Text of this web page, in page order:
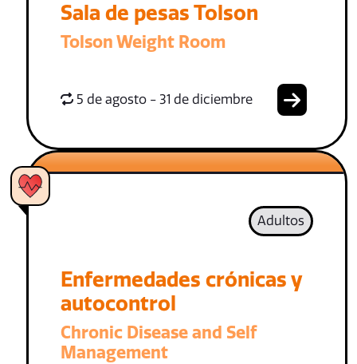
Sala de pesas Tolson
Tolson Weight Room
5 de agosto - 31 de diciembre
Adultos
Enfermedades crónicas y
autocontrol
Chronic Disease and Self
Management